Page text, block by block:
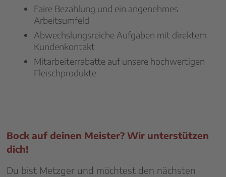
Faire Bezahlung und ein angenehmes
Arbeitsumfeld
Abwechslungsreiche Aufgaben mit direktem
Kundenkontakt
Mitarbeiterrabatte auf unsere hochwertigen
Fleischprodukte
Bock auf deinen Meister? Wir unterstützen
dich!
Du bist Metzger und möchtest den nächsten